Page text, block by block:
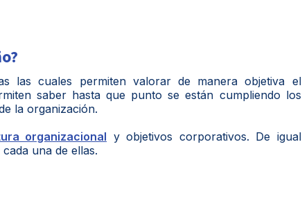
las cuales permiten valorar de manera objetiva el
saber hasta que punto se están cumpliendo los
la organización.
organizacional y objetivos corporativos. De igual
una de ellas.